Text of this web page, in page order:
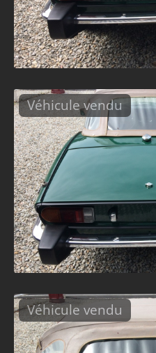
Véhicule vendu
Véhicule vendu